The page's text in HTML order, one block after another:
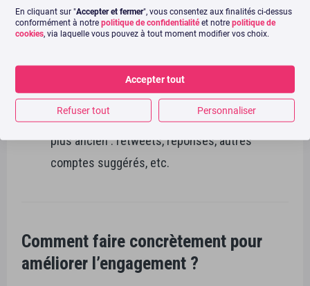
interactions. C’est donc un classement
personnalisé.
des tweets postés depuis votre dernière
connexion.
Les autres tweets classés du plus récent au
plus ancien : retweets, réponses, autres
comptes suggérés, etc.
Comment faire concrètement pour
améliorer l’engagement ?
En cliquant sur "Accepter et fermer", vous consentez aux finalités ci-dessus
conformément à notre politique de confidentialitéet notre politique de
cookies, via laquelle vous pouvez à tout moment modifier vos choix.
Accepter tout
Refuser tout Personnaliser